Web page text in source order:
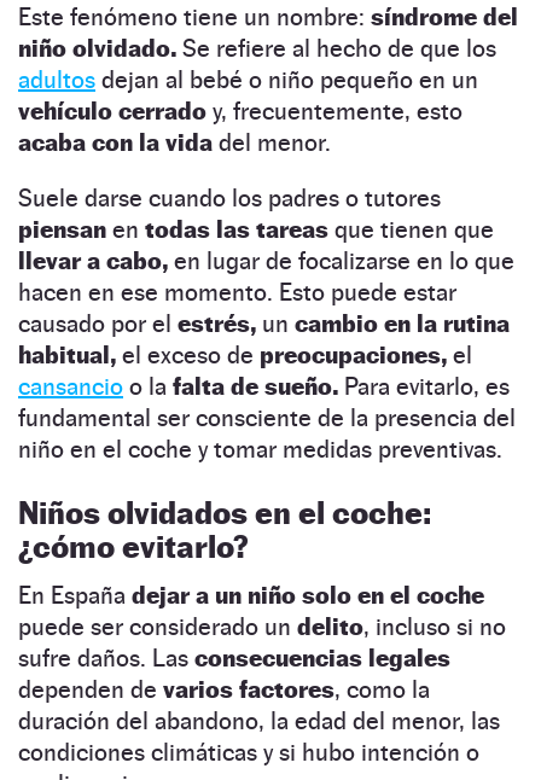
Este fenómeno tiene un nombre: síndrome del
niño olvidado. Se refiere al hecho de que los
adultos dejan al bebé o niño pequeño en un
vehículo cerrado y, frecuentemente, esto
acaba con la vida del menor.
Suele darse cuando los padres o tutores
piensan en todas las tareas que tienen que
llevar a cabo, en lugar de focalizarse en lo que
hacen en ese momento. Esto puede estar
causado por el estrés, un cambio en la rutina
habitual, el exceso de preocupaciones, el
cansancio o la falta de sueño. Para evitarlo, es
fundamental ser consciente de la presencia del
niño en el coche y tomar medidas preventivas.
Niños olvidados en el coche:
¿cómo evitarlo?
En España dejar a un niño solo en el coche
puede ser considerado un delito, incluso si no
sufre daños. Las consecuencias legales
dependen de varios factores, como la
duración del abandono, la edad del menor, las
condiciones climáticas y si hubo intención o